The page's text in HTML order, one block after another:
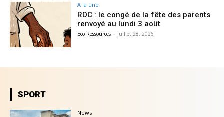
A la une
RDC : le congé de la fête des parents
renvoyé au lundi 3 août
Eco Ressources - juillet 28, 2026
SPORT
News